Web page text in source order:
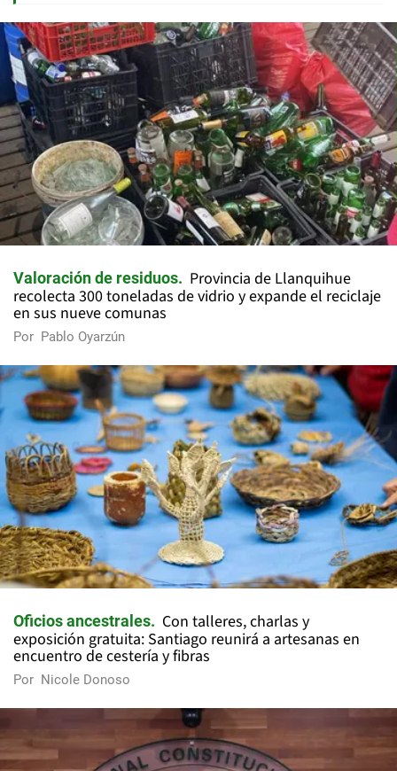
Valoración de residuos
Provincia de Llanquihue
recolecta 300 toneladas de vidrio y expande el reciclaje
en sus nueve comunas
Por Pablo Oyarzún
Oficios ancestrales
Con talleres, charlas y
exposición gratuita: Santiago reunirá a artesanas en
encuentro de cestería y fibras
Por Nicole Donoso